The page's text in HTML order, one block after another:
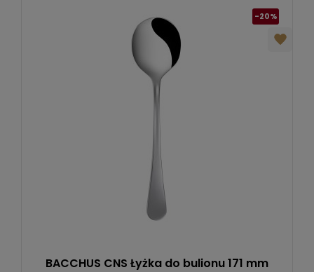
-20%
BACCHUS CNS Łyżka do bulionu 171 mm